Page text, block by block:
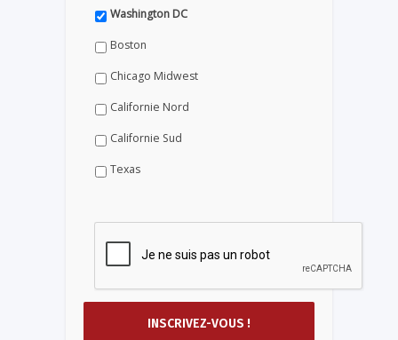
Washington DC
Boston
Chicago Midwest
Californie Nord
Californie Sud
Texas